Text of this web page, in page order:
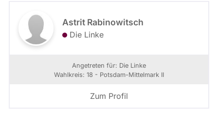
Astrit Rabinowitsch
Die Linke
Angetreten für: Die Linke
Wahlkreis: 18 - Potsdam-Mittelmark II
Zum Profil